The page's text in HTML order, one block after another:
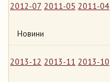
2012-07 2011-05 2011-04
Новини
2013-12 2013-11 2013-10